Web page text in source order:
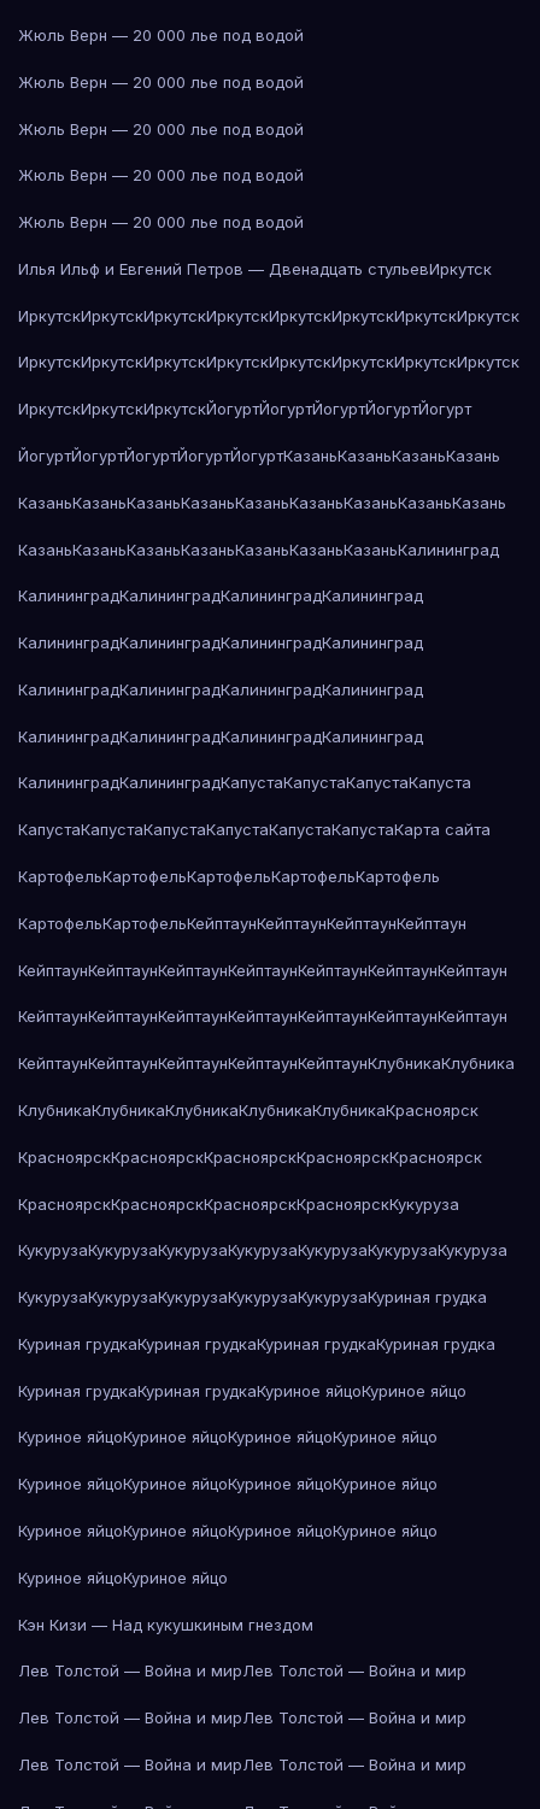
Жюль Верн — 20 000 лье под водой
Жюль Верн — 20 000 лье под водой
Жюль Верн — 20 000 лье под водой
Жюль Верн — 20 000 лье под водой
Жюль Верн — 20 000 лье под водой
Илья Ильф и Евгений Петров — Двенадцать стульевИркутск
ИркутскИркутскИркутскИркутскИркутскИркутскИркутскИркутск
ИркутскИркутскИркутскИркутскИркутскИркутскИркутскИркутск
ИркутскИркутскИркутскЙогуртЙогуртЙогуртЙогуртЙогурт
ЙогуртЙогуртЙогуртЙогуртЙогуртКазаньКазаньКазаньКазань
КазаньКазаньКазаньКазаньКазаньКазаньКазаньКазаньКазань
КазаньКазаньКазаньКазаньКазаньКазаньКазаньКалининград
КалининградКалининградКалининградКалининград
КалининградКалининградКалининградКалининград
КалининградКалининградКалининградКалининград
КалининградКалининградКалининградКалининград
КалининградКалининградКапустаКапустаКапустаКапуста
КапустаКапустаКапустаКапустаКапустаКапустаКарта сайта
КартофельКартофельКартофельКартофельКартофель
КартофельКартофельКейптаунКейптаунКейптаунКейптаун
КейптаунКейптаунКейптаунКейптаунКейптаунКейптаунКейптаун
КейптаунКейптаунКейптаунКейптаунКейптаунКейптаунКейптаун
КейптаунКейптаунКейптаунКейптаунКейптаунКлубникаКлубника
КлубникаКлубникаКлубникаКлубникаКлубникаКрасноярск
КрасноярскКрасноярскКрасноярскКрасноярскКрасноярск
КрасноярскКрасноярскКрасноярскКрасноярскКукуруза
КукурузаКукурузаКукурузаКукурузаКукурузаКукурузаКукуруза
КукурузаКукурузаКукурузаКукурузаКукурузаКуриная грудка
Куриная грудкаКуриная грудкаКуриная грудкаКуриная грудка
Куриная грудкаКуриная грудкаКуриное яйцоКуриное яйцо
Куриное яйцоКуриное яйцоКуриное яйцоКуриное яйцо
Куриное яйцоКуриное яйцоКуриное яйцоКуриное яйцо
Куриное яйцоКуриное яйцоКуриное яйцоКуриное яйцо
Куриное яйцоКуриное яйцо
Кэн Кизи — Над кукушкиным гнездом
Лев Толстой — Война и мирЛев Толстой — Война и мир
Лев Толстой — Война и мирЛев Толстой — Война и мир
Лев Толстой — Война и мирЛев Толстой — Война и мир